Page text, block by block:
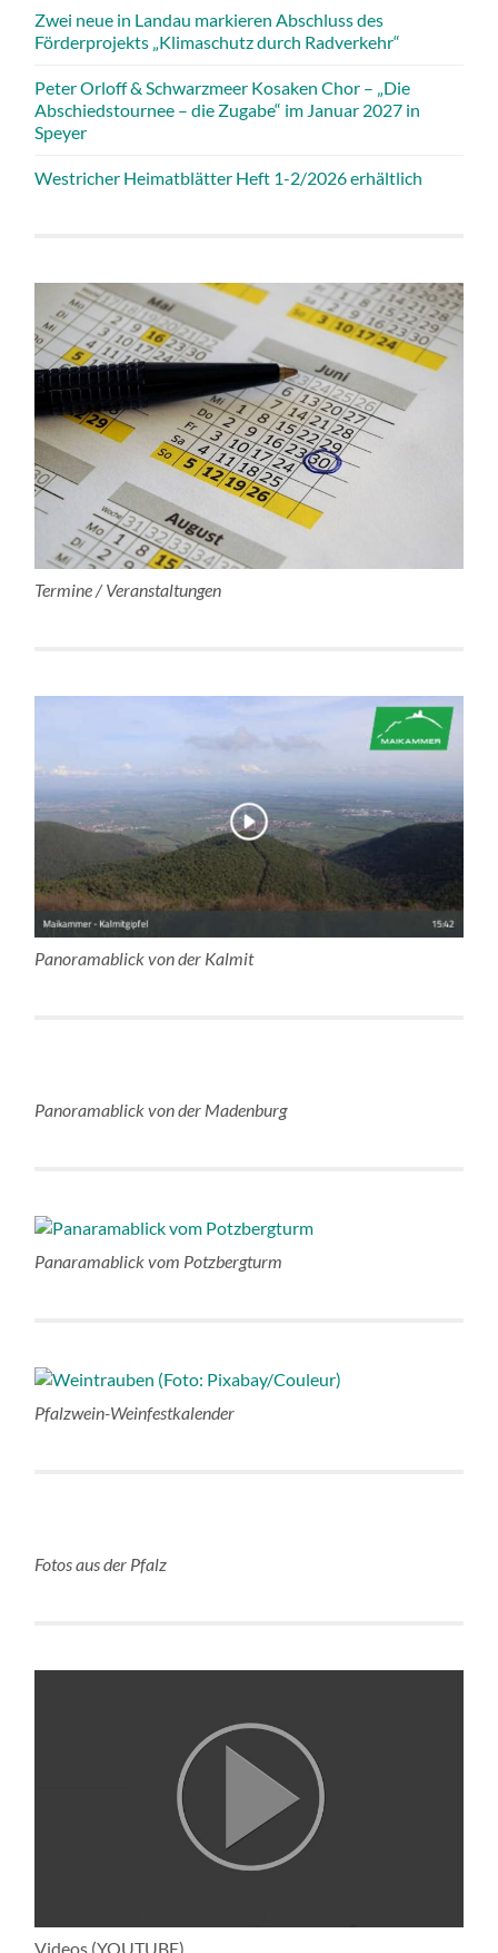
Zwei neue in Landau markieren Abschluss des
Förderprojekts „Klimaschutz durch Radverkehr“
Peter Orloff & Schwarzmeer Kosaken Chor – „Die
Abschiedstournee – die Zugabe“ im Januar 2027 in
Speyer
Westricher Heimatblätter Heft 1-2/2026 erhältlich
Termine / Veranstaltungen
Panoramablick von der Kalmit
Panoramablick von der Madenburg
Panaramablick vom Potzbergturm
Pfalzwein-Weinfestkalender
Fotos aus der Pfalz
Videos (YOUTUBE)